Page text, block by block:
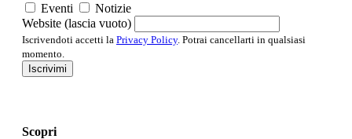
Eventi
Notizie
Website (lascia vuoto)
Iscrivendoti accetti la Privacy Policy. Potrai cancellarti in qualsiasi
momento.
Iscrivimi
Scopri